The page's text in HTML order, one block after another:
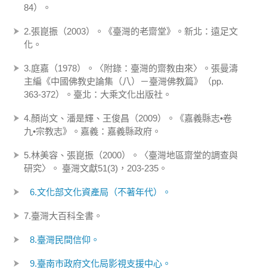
84）。
2.張崑振（2003）。《臺灣的老齋堂》。新北：遠足文
化。
3.庭嘉（1978）。〈附錄：臺灣的齋教由來〉。張曼濤
主編《中國佛教史論集（八）－臺灣佛教篇》（pp.
363-372）。臺北：大乘文化出版社。
4.顏尚文、潘是輝、王俊昌（2009）。《嘉義縣志•卷
九•宗教志》。嘉義：嘉義縣政府。
5.林美容、張崑振（2000）。〈臺灣地區齋堂的調查與
研究〉。 臺灣文獻51(3)，203-235。
6.文化部文化資產局（不著年代）。
7.臺灣大百科全書。
8.臺灣民間信仰。
9.臺南市政府文化局影視支援中心。